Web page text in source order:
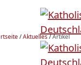
/Aktuelles/Artikel